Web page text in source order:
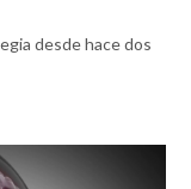
desde hace dos